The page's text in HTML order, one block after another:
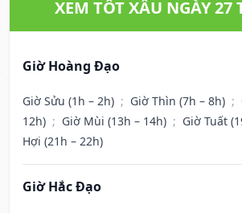
XEM TỐT XẤU NGÀY 27
Giờ Hoàng Đạo
Giờ Sửu (1h – 2h) ; Giờ Thìn (7h – 8h) ;
12h) ; Giờ Mùi (13h – 14h) ; Giờ Tuất
Hợi (21h – 22h)
Giờ Hắc Đạo